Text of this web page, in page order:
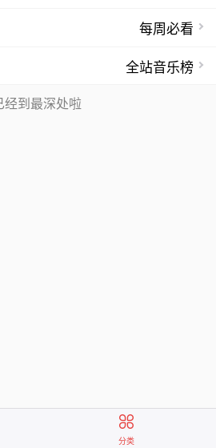
每周必看
全站音乐榜
经到最深处啦

分类